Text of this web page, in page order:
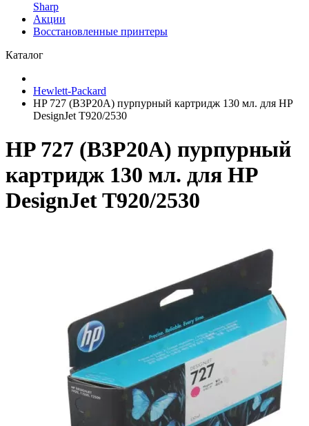
Sharp
Акции
Восстановленные принтеры
Каталог
Hewlett-Packard
HP 727 (B3P20A) пурпурный картридж 130 мл. для HP
DesignJet T920/2530
HP 727 (B3P20A) пурпурный
картридж 130 мл. для HP
DesignJet T920/2530